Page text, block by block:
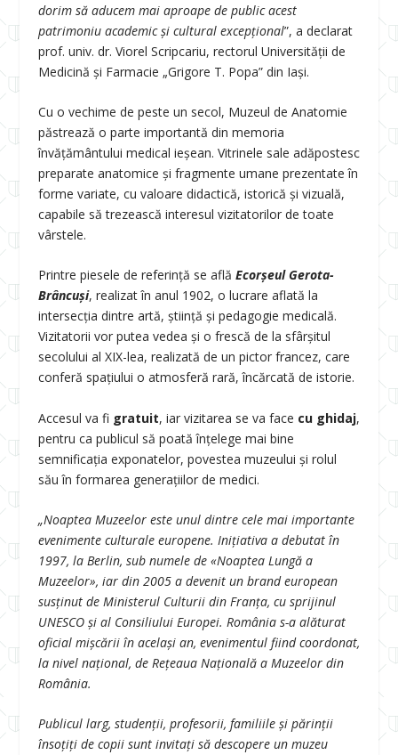
dorim să aducem mai aproape de public acest
patrimoniu academic și cultural excepțional”, a declarat
prof. univ. dr. Viorel Scripcariu, rectorul Universității de
Medicină și Farmacie „Grigore T. Popa” din Iași.
Cu o vechime de peste un secol, Muzeul de Anatomie
păstrează o parte importantă din memoria
învățământului medical ieșean. Vitrinele sale adăpostesc
preparate anatomice și fragmente umane prezentate în
forme variate, cu valoare didactică, istorică și vizuală,
capabile să trezească interesul vizitatorilor de toate
vârstele.
Printre piesele de referință se află Ecorșeul Gerota-
Brâncuși, realizat în anul 1902, o lucrare aflată la
intersecția dintre artă, știință și pedagogie medicală.
Vizitatorii vor putea vedea și o frescă de la sfârșitul
secolului al XIX-lea, realizată de un pictor francez, care
conferă spațiului o atmosferă rară, încărcată de istorie.
Accesul va fi gratuit, iar vizitarea se va face cu ghidaj,
pentru ca publicul să poată înțelege mai bine
semnificația exponatelor, povestea muzeului și rolul
său în formarea generațiilor de medici.
„Noaptea Muzeelor este unul dintre cele mai importante
evenimente culturale europene. Inițiativa a debutat în
1997, la Berlin, sub numele de «Noaptea Lungă a
Muzeelor», iar din 2005 a devenit un brand european
susținut de Ministerul Culturii din Franța, cu sprijinul
UNESCO și al Consiliului Europei. România s-a alăturat
oficial mișcării în același an, evenimentul fiind coordonat,
la nivel național, de Rețeaua Națională a Muzeelor din
România.
Publicul larg, studenții, profesorii, familiile și părinții
însoțiți de copii sunt invitați să descopere un muzeu